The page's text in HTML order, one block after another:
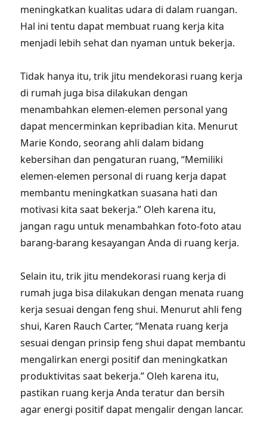
meningkatkan kualitas udara di dalam ruangan.
Hal ini tentu dapat membuat ruang kerja kita
menjadi lebih sehat dan nyaman untuk bekerja.
Tidak hanya itu, trik jitu mendekorasi ruang kerja
di rumah juga bisa dilakukan dengan
menambahkan elemen-elemen personal yang
dapat mencerminkan kepribadian kita. Menurut
Marie Kondo, seorang ahli dalam bidang
kebersihan dan pengaturan ruang, “Memiliki
elemen-elemen personal di ruang kerja dapat
membantu meningkatkan suasana hati dan
motivasi kita saat bekerja.” Oleh karena itu,
jangan ragu untuk menambahkan foto-foto atau
barang-barang kesayangan Anda di ruang kerja.
Selain itu, trik jitu mendekorasi ruang kerja di
rumah juga bisa dilakukan dengan menata ruang
kerja sesuai dengan feng shui. Menurut ahli feng
shui, Karen Rauch Carter, “Menata ruang kerja
sesuai dengan prinsip feng shui dapat membantu
mengalirkan energi positif dan meningkatkan
produktivitas saat bekerja.” Oleh karena itu,
pastikan ruang kerja Anda teratur dan bersih
agar energi positif dapat mengalir dengan lancar.